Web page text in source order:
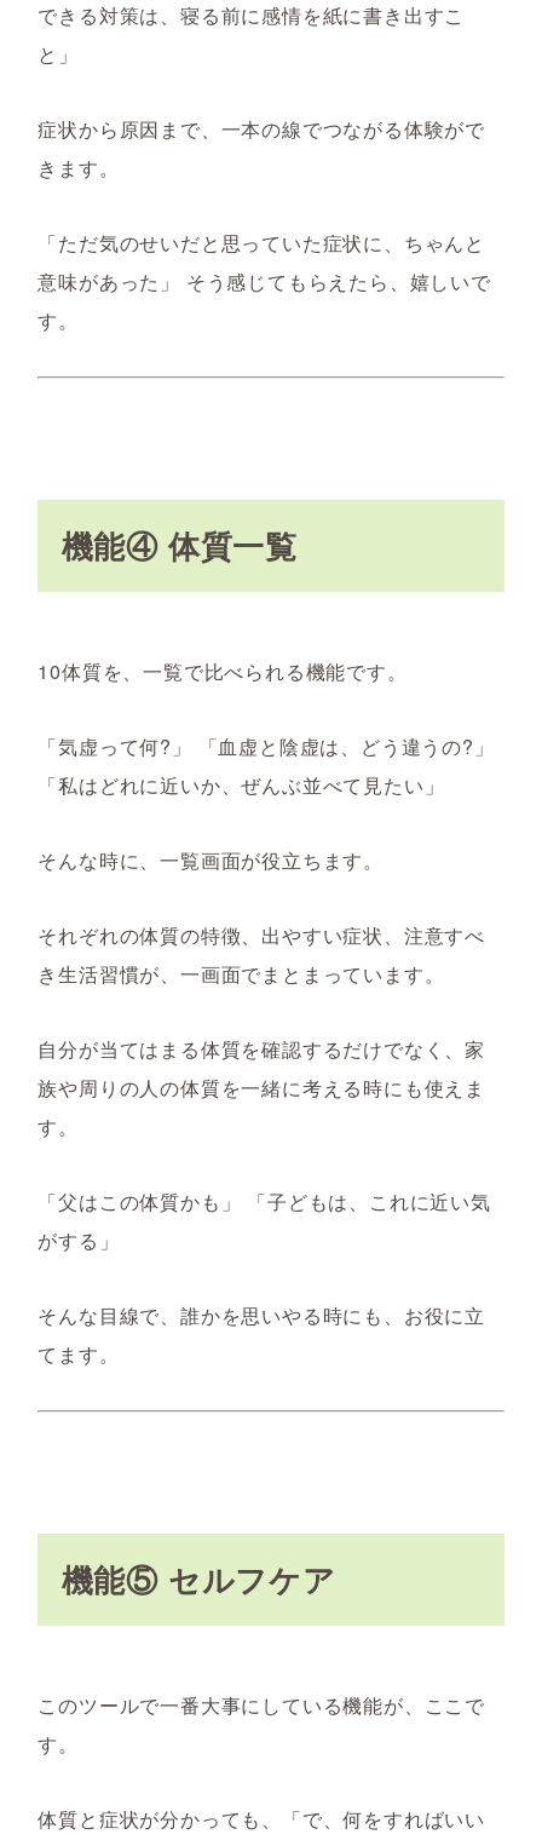
できる対策は、寝る前に感情を紙に書き出すこ
と」
症状から原因まで、一本の線でつながる体験がで
きます。
「ただ気のせいだと思っていた症状に、ちゃんと
意味があった」 そう感じてもらえたら、嬉しいで
す。
機能④ 体質一覧
10体質を、一覧で比べられる機能です。
「気虚って何?」 「血虚と陰虚は、どう違うの?」
「私はどれに近いか、ぜんぶ並べて見たい」
そんな時に、一覧画面が役立ちます。
それぞれの体質の特徴、出やすい症状、注意すべ
き生活習慣が、一画面でまとまっています。
自分が当てはまる体質を確認するだけでなく、家
族や周りの人の体質を一緒に考える時にも使えま
す。
「父はこの体質かも」 「子どもは、これに近い気
がする」
そんな目線で、誰かを思いやる時にも、お役に立
てます。
機能⑤ セルフケア
このツールで一番大事にしている機能が、ここで
す。
体質と症状が分かっても、「で、何をすればいい